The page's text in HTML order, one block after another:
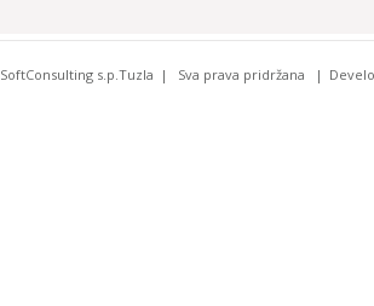
SoftConsulting s.p.Tuzla Sva prava pridržana